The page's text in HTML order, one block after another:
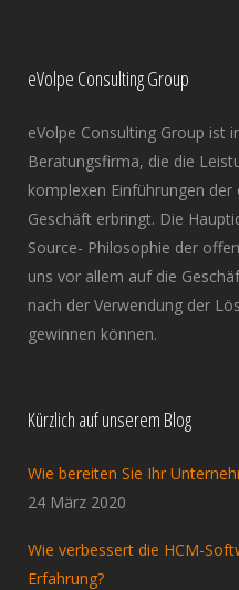
eVolpe Consulting Group
eVolpe Consulting Group ist
Beratungsfirma, die die
komplexen Einführungen
Geschäft erbringt. Die
Source- Philosophie der
uns vor allem auf die
nach der Verwendung der
gewinnen können.
Kürzlich auf unserem Blog
Wie bereiten Sie Ihr
24 März 2020
Wie verbessert die HCM-
Erfahrung?